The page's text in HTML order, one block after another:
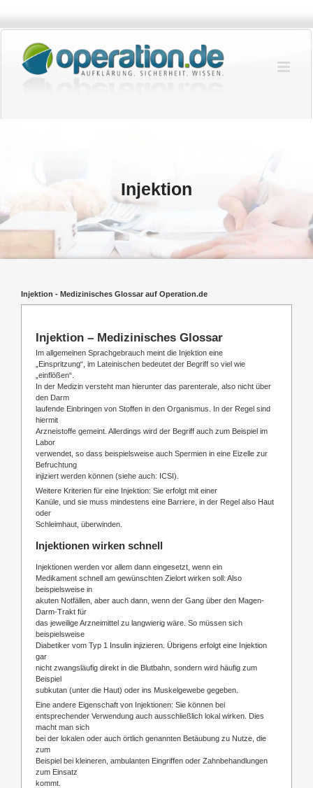
springen
Injektion
Injektion - Medizinisches Glossar auf Operation.de
Injektion – Medizinisches Glossar
Im allgemeinen Sprachgebrauch meint die Injektion eine
„Einspritzung“, im Lateinischen bedeutet der Begriff so viel wie
„einflößen“.
In der Medizin versteht man hierunter das parenterale, also nicht über
den Darm
laufende Einbringen von Stoffen in den Organismus. In der Regel sind
hiermit
Arzneistoffe gemeint. Allerdings wird der Begriff auch zum Beispiel im
Labor
verwendet, so dass beispielsweise auch Spermien in eine Eizelle zur
Befruchtung
injiziert werden können (siehe auch: ICSI).
Weitere Kriterien für eine Injektion: Sie erfolgt mit einer
Kanüle, und sie muss mindestens eine Barriere, in der Regel also Haut
oder
Schleimhaut, überwinden.
Injektionen wirken schnell
Injektionen werden vor allem dann eingesetzt, wenn ein
Medikament schnell am gewünschten Zielort wirken soll: Also
beispielsweise in
akuten Notfällen, aber auch dann, wenn der Gang über den Magen-
Darm-Trakt für
das jeweilige Arzneimittel zu langwierig wäre. So müssen sich
beispielsweise
Diabetiker vom Typ 1 Insulin injizieren. Übrigens erfolgt eine Injektion
gar
nicht zwangsläufig direkt in die Blutbahn, sondern wird häufig zum
Beispiel
subkutan (unter die Haut) oder ins Muskelgewebe gegeben.
Eine andere Eigenschaft von Injektionen: Sie können bei
entsprechender Verwendung auch ausschließlich lokal wirken. Dies
macht man sich
bei der lokalen oder auch örtlich genannten Betäubung zu Nutze, die
zum
Beispiel bei kleineren, ambulanten Eingriffen oder Zahnbehandlungen
zum Einsatz
kommt.